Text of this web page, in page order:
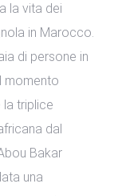
la vita dei
in Marocco.
di persone in
momento
triplice
dal
Bakar
una